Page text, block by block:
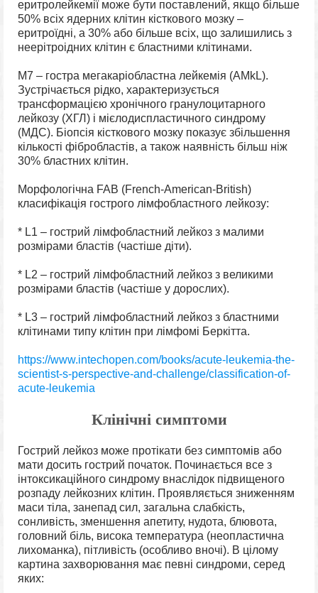
еритролейкемії може бути поставлений, якщо більше
50% всіх ядерних клітин кісткового мозку –
еритроїдні, а 30% або більше всіх, що залишились з
неерітроідних клітин є бластними клітинами.
М7 – гостра мегакаріобластна лейкемія (AMkL).
Зустрічається рідко, характеризується
трансформацією хронічного гранулоцитарного
лейкозу (ХГЛ) і мієлодиспластичного синдрому
(МДС). Біопсія кісткового мозку показує збільшення
кількості фібробластів, а також наявність більш ніж
30% бластних клітин.
Морфологічна FAB (French-American-British)
класифікація гострого лімфобластного лейкозу:
* L1 – гострий лімфобластний лейкоз з малими
розмірами бластів (частіше діти).
* L2 – гострий лімфобластний лейкоз з великими
розмірами бластів (частіше у дорослих).
* L3 – гострий лімфобластний лейкоз з бластними
клітинами типу клітин при лімфомі Беркітта.
https://www.intechopen.com/books/acute-leukemia-the-
scientist-s-perspective-and-challenge/classification-of-
acute-leukemia
Клінічні симптоми
Гострий лейкоз може протікати без симптомів або
мати досить гострий початок. Починається все з
інтоксикаційного синдрому внаслідок підвищеного
розпаду лейкозних клітин. Проявляється зниженням
маси тіла, занепад сил, загальна слабкість,
сонливість, зменшення апетиту, нудота, блювота,
головний біль, висока температура (неопластична
лихоманка), пітливість (особливо вночі). В цілому
картина захворювання має певні синдроми, серед
яких: